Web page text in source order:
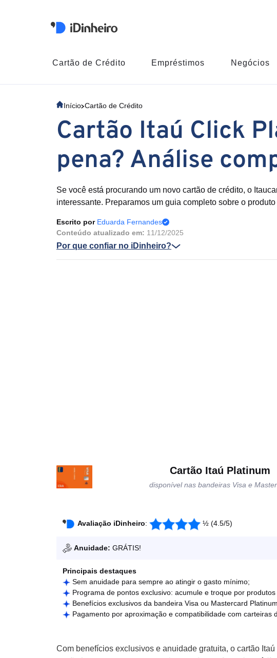
Cartão de Crédito Empréstimos Negócios
Início Cartão de Crédito
Cartão Itaú Click
pena? Análise
Se você está procurando um novo cartão de crédito, o
interessante. Preparamos um guia completo sobre o
Escrito por Eduarda Fernandes
Conteúdo atualizado em: 11/12/2025
Por que confiar no iDinheiro?
Cartão Itaú Platinum
disponível nas bandeiras Visa e
Avaliação iDinheiro: ½ (4.5/5)
Anuidade: GRÁTIS!
Principais destaques
Sem anuidade para sempre ao atingir o gasto mínimo;
Programa de pontos exclusivo: acumule e troque por
Benefícios exclusivos da bandeira Visa ou Mastercard
Pagamento por aproximação e compatibilidade com carteiras
Com benefícios exclusivos e anuidade gratuita, o cartão